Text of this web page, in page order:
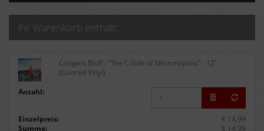
Ihr Warenkorb enthält:
Coogans Bluff - "The C-Side of Metronopolis" - 12"
(Colored Vinyl)
Anzahl:
Einzelpreis:
€ 14,99
Summe:
€ 14,99